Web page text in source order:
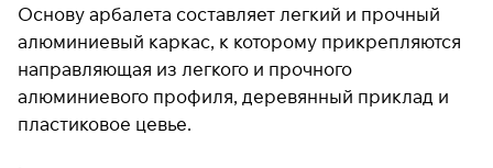
Основу арбалета составляет легкий и прочный
алюминиевый каркас, к которому прикрепляются
направляющая из легкого и прочного
алюминиевого профиля, деревянный приклад и
пластиковое цевье.
25
раз в 2
недели
Остались вопросы?
8 800 302-02-51